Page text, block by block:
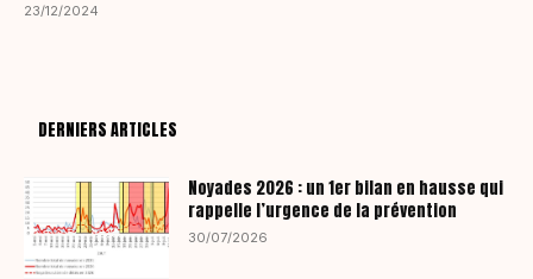
23/12/2024
DERNIERS ARTICLES
Noyades 2026 : un 1er bilan en hausse qui
rappelle l’urgence de la prévention
30/07/2026